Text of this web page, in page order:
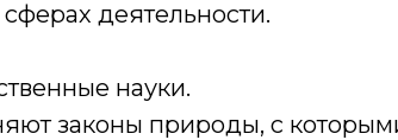
деятельности.
науки.
законы природы, с